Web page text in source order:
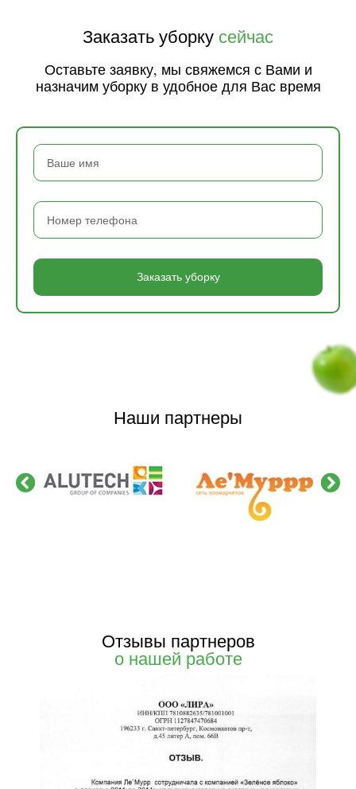
Заказать уборку сейчас
Оставьте заявку, мы свяжемся с Вами и
назначим уборку в удобное для Вас время
Заказать уборку
Наши партнеры
Отзывы партнеров
о нашей работе